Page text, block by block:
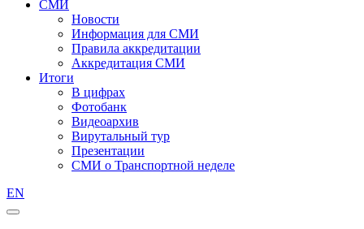
СМИ
Новости
Информация для СМИ
Правила аккредитации
Аккредитация СМИ
Итоги
В цифрах
Фотобанк
Видеоархив
Вирутальный тур
Презентации
СМИ о Транспортной неделе
EN